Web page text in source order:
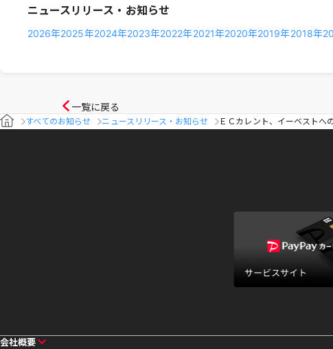
ニュースリリース・お知らせ
2026年2025年2024年2023年2022年2021年2020年2019年2018年
一覧に戻る
すべてのお知らせ ニュースリリース・お知らせ ＥＣカレント、イーベストへ
会社概要